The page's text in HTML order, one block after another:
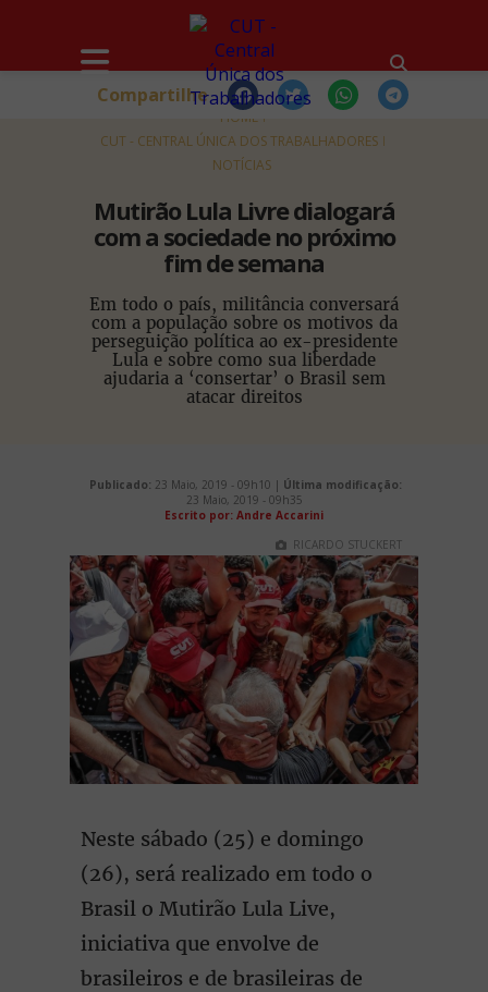
HOME
CUT - CENTRAL ÚNICA DOS TRABALHADORES
NOTÍCIAS
Mutirão Lula Livre dialogará
com a sociedade no próximo
fim de semana
Em todo o país, militância conversará
com a população sobre os motivos da
perseguição política ao ex-presidente
Lula e sobre como sua liberdade
ajudaria a ‘consertar’ o Brasil sem
atacar direitos
Compartilhe
Publicado: 23 Maio, 2019 - 09h10 | Última modificação:
23 Maio, 2019 - 09h35
Escrito por: Andre Accarini
RICARDO STUCKERT
Neste sábado (25) e domingo
(26), será realizado em todo o
Brasil o Mutirão Lula Live,
iniciativa que envolve de
brasileiros e de brasileiras de